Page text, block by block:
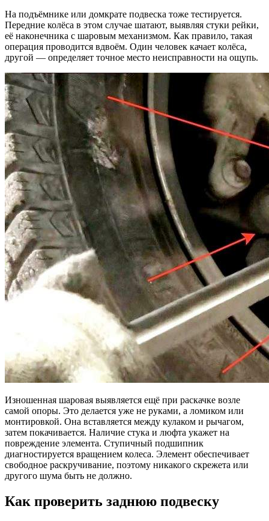
На подъёмнике или домкрате подвеска тоже тестируется.
Передние колёса в этом случае шатают, выявляя стуки рейки,
её наконечника с шаровым механизмом. Как правило, такая
операция проводится вдвоём. Один человек качает колёса,
другой — определяет точное место неисправности на ощупь.
Изношенная шаровая выявляется ещё при раскачке возле
самой опоры. Это делается уже не руками, а ломиком или
монтировкой. Она вставляется между кулаком и рычагом,
затем покачивается. Наличие стука и люфта укажет на
повреждение элемента. Ступичный подшипник
диагностируется вращением колеса. Элемент обеспечивает
свободное раскручивание, поэтому никакого скрежета или
другого шума быть не должно.
Как проверить заднюю подвеску